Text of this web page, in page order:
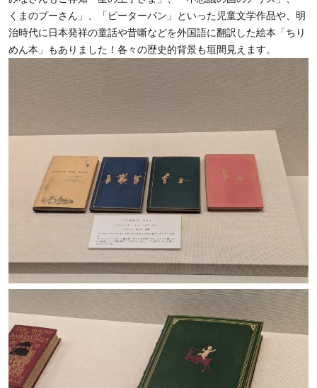
くまのプーさん」、「 ピーターパン」といった児童文学作品や、明
治時代に日本発祥の童話や昔噺などを外国語に翻訳した絵本「ちり
めん本」もありました！ 各々の歴史的背景も垣間見えます。